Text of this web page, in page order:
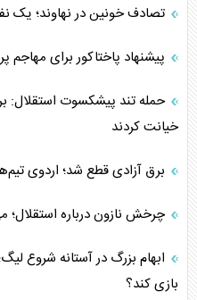
تصادف خونین در نهاوند؛ یک نفر جان
پیشنهاد پاختاکور برای
حمله تند پیشکسوت استقلال:
خیانت کردند
برق آزادی قطع شد؛ اردوی
چرخش نازون درباره استقلال؛
ابهام بزرگ در آستانه شروع
بازی کند؟